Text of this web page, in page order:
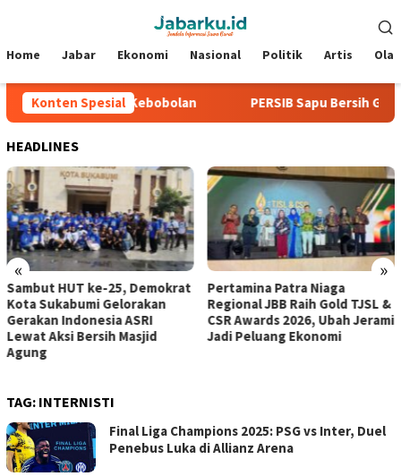
Mobile
Home Jabar Ekonomi Nasional Politik Artis
Konten Spesial
Tiga Laga Tanpa Kebobolan PERSIB Sapu Bersih Grup
HEADLINES
« »
Sambut HUT ke-25, Demokrat
Kota Sukabumi Gelorakan
Gerakan Indonesia ASRI
Lewat Aksi Bersih Masjid
Agung
Pertamina Patra Niaga
Regional JBB Raih Gold TJSL &
CSR Awards 2026, Ubah Jerami
Jadi Peluang Ekonomi
TAG: INTERNISTI
Final Liga Champions 2025: PSG vs Inter, Duel
Penebus Luka di Allianz Arena